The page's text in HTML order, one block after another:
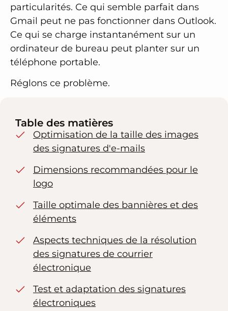
particularités. Ce qui semble parfait dans
Gmail peut ne pas fonctionner dans Outlook.
Ce qui se charge instantanément sur un
ordinateur de bureau peut planter sur un
téléphone portable.
Réglons ce problème.
Table des matières
Optimisation de la taille des images
des signatures d'e-mails
Dimensions recommandées pour le
logo
Taille optimale des bannières et des
éléments
Aspects techniques de la résolution
des signatures de courrier
électronique
Test et adaptation des signatures
électroniques